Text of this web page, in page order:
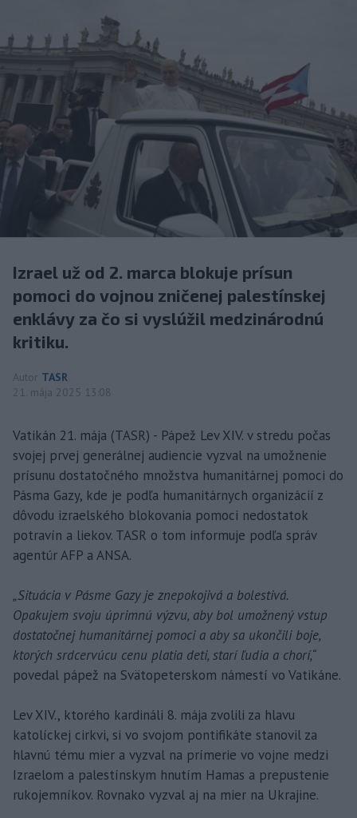
Izrael už od 2. marca blokuje prísun
pomoci do vojnou zničenej palestínskej
enklávy za čo si vyslúžil medzinárodnú
kritiku.
Autor TASR
21. mája 2025 13:08
Vatikán 21. mája (TASR) - Pápež Lev XIV. v stredu počas
svojej prvej generálnej audiencie vyzval na umožnenie
prísunu dostatočného množstva humanitárnej pomoci do
Pásma Gazy, kde je podľa humanitárnych organizácií z
dôvodu izraelského blokovania pomoci nedostatok
potravín a liekov. TASR o tom informuje podľa správ
agentúr AFP a ANSA.
„Situácia v Pásme Gazy je znepokojivá a bolestivá.
Opakujem svoju úprimnú výzvu, aby bol umožnený vstup
dostatočnej humanitárnej pomoci a aby sa ukončili boje,
ktorých srdcervúcu cenu platia deti, starí ľudia a chorí,“
povedal pápež na Svätopeterskom námestí vo Vatikáne.
Lev XIV., ktorého kardináli 8. mája zvolili za hlavu
katolíckej cirkvi, si vo svojom pontifikáte stanovil za
hlavnú tému mier a vyzval na prímerie vo vojne medzi
Izraelom a palestínskym hnutím Hamas a prepustenie
rukojemníkov. Rovnako vyzval aj na mier na Ukrajine.